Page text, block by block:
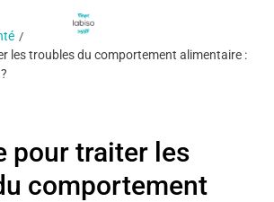
les troubles du comportement alimentaire :
pour traiter les
comportement